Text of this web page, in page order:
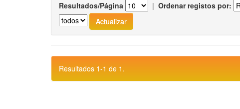
Resultados/Página | Ordenar registos por:
Resultados 1-1 de 1.